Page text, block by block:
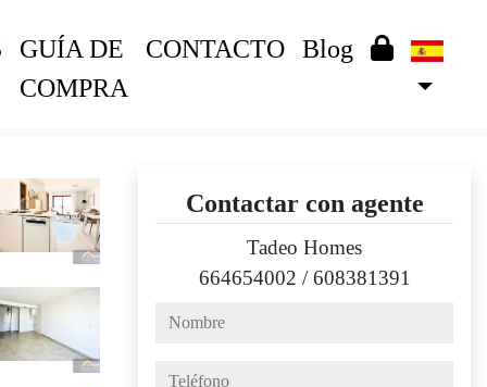
GUÍA DE
COMPRA
CONTACTO Blog
Contactar con agente
Tadeo Homes
664654002 /608381391
nombre
teléfono